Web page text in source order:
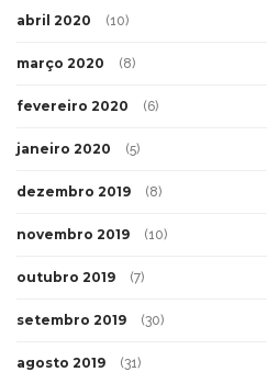
abril 2020 (10)
março 2020 (8)
fevereiro 2020 (6)
janeiro 2020 (5)
dezembro 2019 (8)
novembro 2019 (10)
outubro 2019 (7)
setembro 2019 (30)
agosto 2019 (31)